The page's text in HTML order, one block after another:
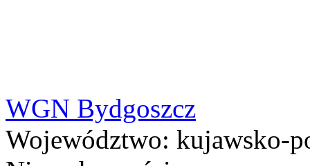
WGN Bydgoszcz
Województwo: kujawsko-